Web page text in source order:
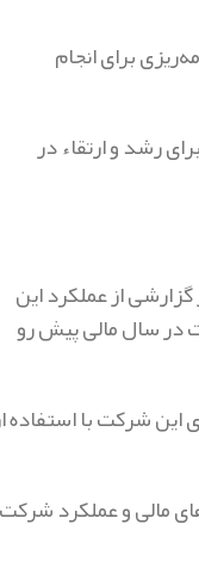
برای انجام
رشد و ارتقاء در
از عملکرد این
در سال مالی پیش رو
این شرکت با استفاده
مالی و عملکرد شرکت